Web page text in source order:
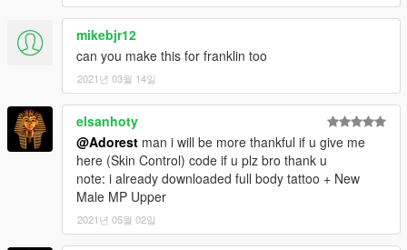
mikebjr12
can you make this for franklin too
2021년 03월 14일
elsanhoty
@Adorest man i will be more thankful if u give me
here (Skin Control) code if u plz bro thank u
note: i already downloaded full body tattoo + New
Male MP Upper
2021년 05월 02일